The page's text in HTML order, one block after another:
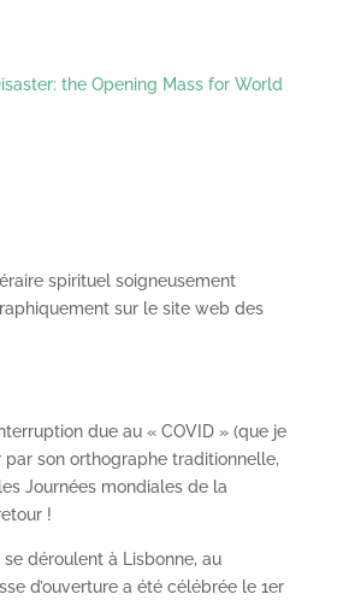
the Opening Mass for World
spirituel soigneusement
sur le site web des
due au « COVID » (que je
son orthographe traditionnelle,
Journées mondiales de la
!
déroulent à Lisbonne, au
d’ouverture a été célébrée le 1er